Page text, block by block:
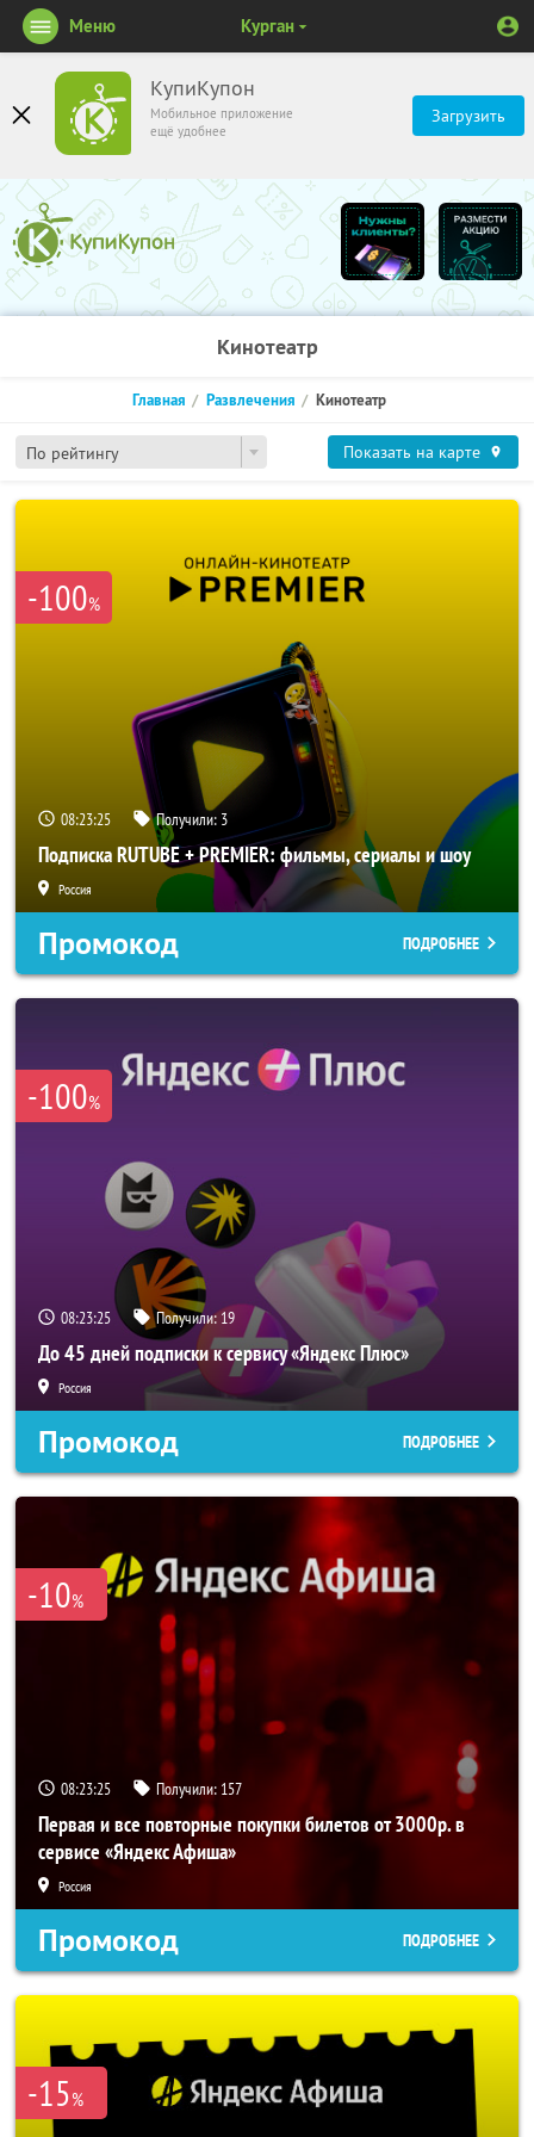
КупиКупон
Мобильное приложение
ещё удобнее
Загрузить
Меню Курган
Кинотеатр
По рейтингу
Главная Развлечения Кинотеатр
Показать на карте
-100%
08:23:24 Получили: 3
Подписка RUTUBE + PREMIER: фильмы, сериалы и шоу
Россия
Промокод ПОДРОБНЕЕ
-100%
08:23:24 Получили:19
До 45 дней подписки к сервису «Яндекс Плюс»
Россия
Промокод ПОДРОБНЕЕ
-10%
08:23:24 Получили: 157
Первая и все повторные покупки билетов от 3000р. в
сервисе «Яндекс Афиша»
Россия
Промокод ПОДРОБНЕЕ
-15%